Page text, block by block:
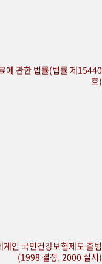
에 관한 법률(법률 제15440
호)
인 국민건강보험제도 출범
(1998 결정, 2000 실시)